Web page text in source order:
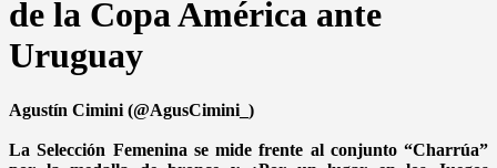
de la Copa América ante
Uruguay
Agustín Cimini (@AgusCimini_)
La Selección Femenina se mide frente al conjunto “Charrúa”